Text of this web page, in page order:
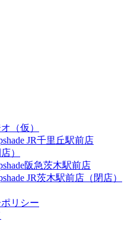
（仮）
JR千里丘駅前店
）
阪急茨木駅前店
JR茨木駅前店（閉店）
リシー